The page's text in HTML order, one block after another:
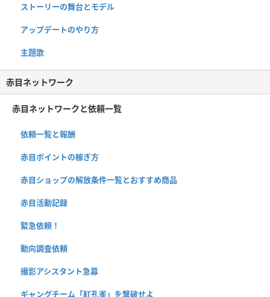
ストーリーの舞台とモデル
アップデートのやり方
主題歌
赤目ネットワーク
赤目ネットワークと依頼一覧
依頼一覧と報酬
赤目ポイントの稼ぎ方
赤目ショップの解放条件一覧とおすすめ商品
赤目活動記録
緊急依頼！
動向調査依頼
撮影アシスタント急募
ギャングチーム「紅孔雀」を撃破せよ